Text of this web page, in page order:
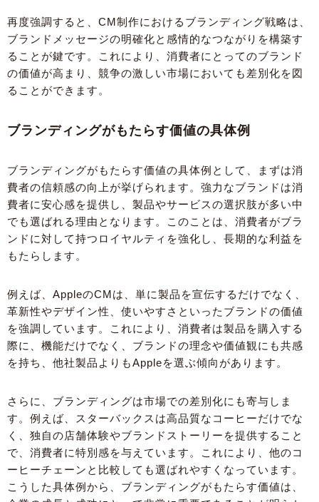
再度強調すると、CM制作におけるブランディング戦略は、
ブランドメッセージの明確化と感情的なつながりを構築す
ることが鍵です。これにより、消費者にとってのブランド
の価値が高まり、競争の激しい市場においても差別化を図
ることができます。
ブランディングがもたらす価値の具体例
ブランディングがもたらす価値の具体例として、まずは消
費者の信頼感の向上が挙げられます。強力なブランドは消
費者に安心感を提供し、製品やサービスの選択肢が多い中
でも選ばれる理由となります。このことは、消費者がブラ
ンドに対して持つロイヤルティを強化し、長期的な利益を
もたらします。
例えば、AppleのCMは、単に製品を宣伝するだけでなく、
革新性やデザイン性、使いやすさといったブランドの価値
を強調しています。これにより、消費者は製品を購入する
際に、機能だけでなく、ブランドの理念や価値観にも共感
を持ち、他社製品よりもAppleを選ぶ傾向があります。
さらに、ブランディングは市場での差別化にも寄与しま
す。例えば、スターバックスは高品質なコーヒーだけでな
く、独自の店舗体験やブランドストーリーを提供すること
で、消費者に特別感を与えています。これにより、他のコ
ーヒーチェーンと比較しても選ばれやすくなっています。
こうした具体例から、ブランディングがもたらす価値は、